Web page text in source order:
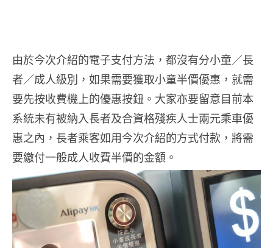
由於今次介紹的電子支付方法，都沒有分小童／長
者／成人級別，如果需要獲取小童半價優惠，就需
要先按收費機上的優惠按鈕。大家亦要留意目前本
系統未有被納入長者及合資格殘疾人士兩元乘車優
惠之內，長者乘客如用今次介紹的方式付款，將需
要繳付一般成人收費半價的金額。